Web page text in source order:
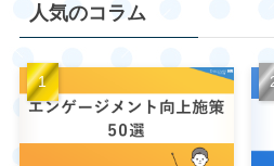
人気のコラム